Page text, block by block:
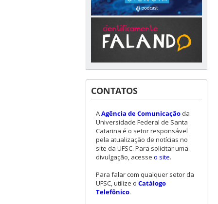
CONTATOS
AAgência de Comunicaçãoda
Universidade Federal de Santa
Catarina é o setor responsável
pela atualização de notícias no
site da UFSC. Para solicitar uma
divulgação, acesse o site.
Para falar com qualquer setor da
UFSC, utilize o Catálogo
Telefônico.